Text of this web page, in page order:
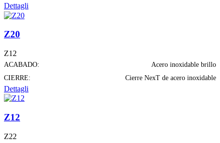
Dettagli
Z20
Z12
ACABADO:
Acero inoxidable brillo
CIERRE:
Cierre NexT de acero inoxidable
Dettagli
Z12
Z22